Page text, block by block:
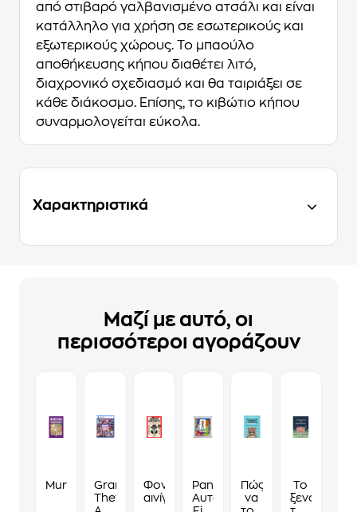
από στιβαρό γαλβανισμένο ατσάλι και είναι
κατάλληλο για χρήση σε εσωτερικούς και
εξωτερικούς χώρους. Το μπαούλο
αποθήκευσης κήπου διαθέτει λιτό,
διαχρονικό σχεδιασμό και θα ταιριάξει σε
κάθε διάκοσμο. Επίσης, το κιβώτιο κήπου
συναρμολογείται εύκολα.
Χαρακτηριστικά
Μαζί με αυτό, οι
περισσότεροι αγοράζουν
MurdokuGrand
Theft
Φονικά
αινίγματα
Panini
Αυτοκόλλητα
Πώς
να
Το
ξενοδοχείο